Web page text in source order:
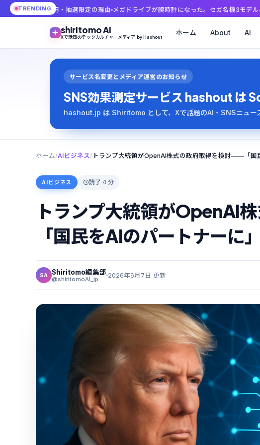
TRENDING
抽選限定の理由 メガドライブが腕時計になった。セガ名機3モデル、価格27,500円で
shiritomo AI
Xで話題のテックカルチャーメディア by Hashout
ホーム About AI
サービス名変更とメディア運営のお知らせ
SNS効果測定サービス hashout は
hashout.jp は Shiritomo として、Xで話題のAI・SNSニュー
ホーム/AIビジネス/
AIビジネス 読了 4 分
トランプ大統領がOpenAI
「国民をAIのパートナーに
SA Shiritomo編集部
@shiritomoAI_jp 2026年6月7日 更新